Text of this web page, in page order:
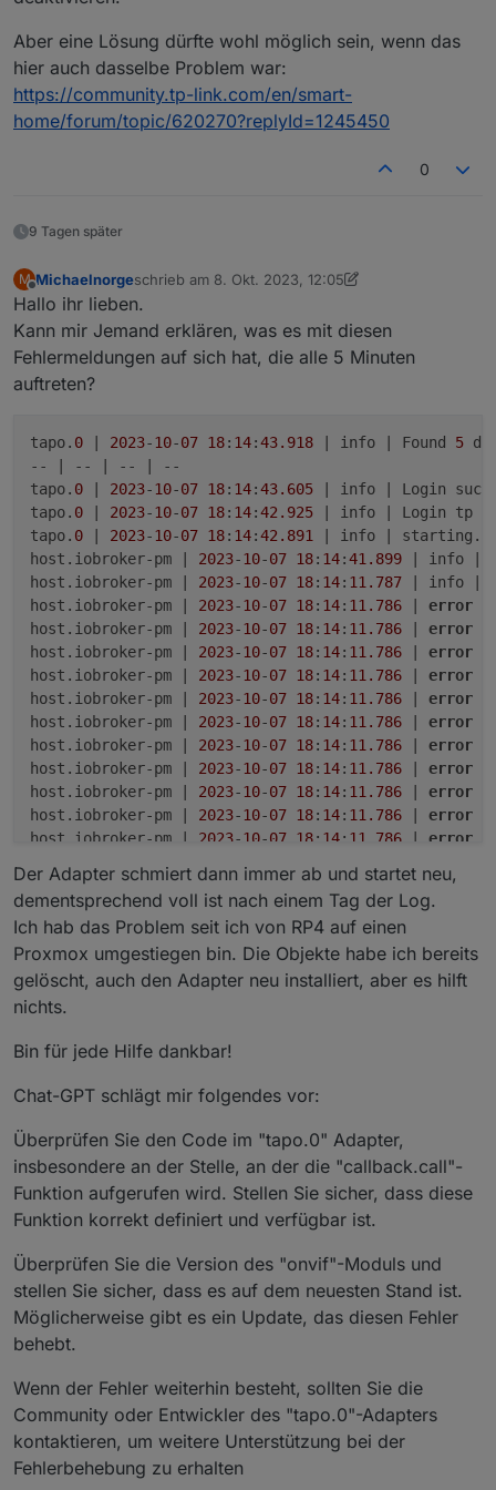
Die Firmware der L610 ist 1.1.0 und aktuell
Aber eine Lösung dürfte wohl möglich sein, wenn das
hier auch dasselbe Problem war:
https://community.tp-link.com/en/smart-
home/forum/topic/620270?replyId=1245450
0
9 Tagen später
M
Offline
Michaelnorgeschrieb am 8. Okt. 2023, 12:05
zuletzt editiert von Michaelnorge
Hallo ihr lieben.
Kann mir Jemand erklären, was es mit diesen
Fehlermeldungen auf sich hat, die alle 5 Minuten
auftreten?
tapo. 0 2023-10-07 18: 14:43.918 | info | Found 5
-- | -- | -- | --
tapo. 0 2023-10-07 18: 14:43.605 | info | Login
tapo. 0 2023-10-07 18: 14:42.925 | info | Login tp
tapo. 0 2023-10-07 18: 14:42.891
| info | starting.
host.iobroker-pm | 2023-10-07 18: 14:41.899 | info |
host.iobroker-pm | 2023-10-07 18: 14: 11.787 | info |
host.iobroker-pm | 2023-10-07 18: 14: 11.786 error
host.iobroker-pm | 2023-10-07 18: 14: 11.786 error
host.iobroker-pm | 2023-10-07 18: 14: 11.786 error
host.iobroker-pm | 2023-10-07 18: 14: 11.786 error
host.iobroker-pm | 2023-10-07 18: 14: 11.786 error
host.iobroker-pm | 2023-10-07 18: 14: 11.786 error
host.iobroker-pm | 2023-10-07 18: 14: 11.786 error
host.iobroker-pm | 2023-10-07 18: 14: 11.786 error
host.iobroker-pm | 2023-10-07 18: 14: 11.786 error
host.iobroker-pm | 2023-10-07 18: 14: 11.786 error
host.iobroker-pm | 2023-10-07 18: 14: 11.786 | error
tapo.0 | 2023 -10-07 18 : 14:11.698 | warn | Terminated
tapo.0 | 2023 -10-07 18 : 14:11.698 | info |
tapo. 0 | 2023-10-07 18 :14 :11.686 | error | callback.
tapo.0 | 2023-10-07 18:14:11.685 | error |
tapo.0 | 2023-10 -07 18:14:11.685 | error | uncaught
Der Adapter schmiert dann immer ab und startet neu,
dementsprechend voll ist nach einem Tag der Log.
Ich hab das Problem seit ich von RP4 auf einen
Proxmox umgestiegen bin. Die Objekte habe ich bereits
gelöscht, auch den Adapter neu installiert, aber es hilft
nichts.
Bin für jede Hilfe dankbar!
Chat-GPT schlägt mir folgendes vor:
Überprüfen Sie den Code im "tapo.0" Adapter,
insbesondere an der Stelle, an der die "callback.call"-
Funktion aufgerufen wird. Stellen Sie sicher, dass diese
Funktion korrekt definiert und verfügbar ist.
Überprüfen Sie die Version des "onvif"-Moduls und
stellen Sie sicher, dass es auf dem neuesten Stand ist.
Möglicherweise gibt es ein Update, das diesen Fehler
behebt.
Wenn der Fehler weiterhin besteht, sollten Sie die
Community oder Entwickler des "tapo.0"-Adapters
kontaktieren, um weitere Unterstützung bei der
Fehlerbehebung zu erhalten